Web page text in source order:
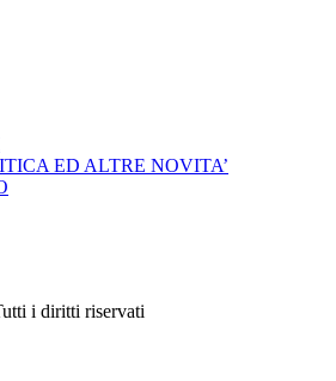
ED ALTRE NOVITA’
i diritti riservati